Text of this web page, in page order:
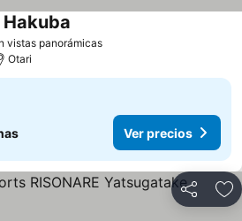
vistas panorámicasVer precios
Hakuba
Otari
Ver precios
Compartir